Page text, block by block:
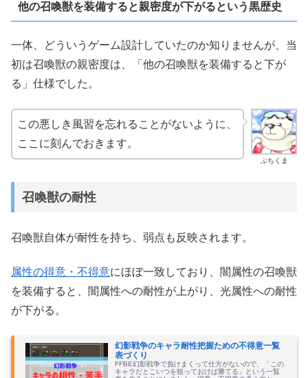
他の召喚獣を装備すると親密度が下がるという黒歴史
一体、どういうゲーム設計していたのか知りませんが、当
初は召喚獣の親密度は、「他の召喚獣を装備すると下が
る」仕様でした。
ぶちくま
この悪しき風習を忘れることがないように、
ここに刻んでおきます。
召喚獣の耐性
召喚獣自体が耐性を持ち、弱点も反映されます。
属性の得意・不得意にほぼ一致しており、闇属性の召喚獣
を装備すると、闇属性への耐性が上がり、光属性への耐性
が下がる。
幻影戦争のキャラ耐性把握ための不得意一覧
表づくり
FFBE幻影戦争で負けまくって仕方がないので、「この
キャラだとこいつを狙っておけば勝てる」という一覧